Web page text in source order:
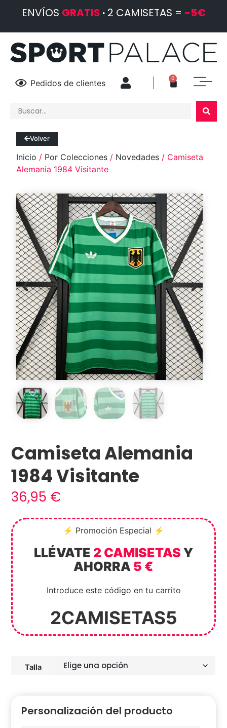
ENVÍOS GRATIS ·2 CAMISETAS = -5€
Pedidos de clientes 0
Camiseta Alemania
1984 Visitante
36,95 €
⚡ Promoción Especial ⚡
LLÉVATE 2 CAMISETAS Y
AHORRA 5 €
Introduce este código en tu carrito
2CAMISETAS5
Talla
Personalización del producto
Volver
Inicio / Por Colecciones / Novedades / Camiseta
Alemania 1984 Visitante